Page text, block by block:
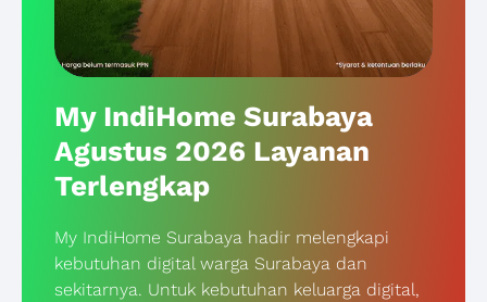
My IndiHome Surabaya
Agustus 2026 Layanan
Terlengkap
My IndiHome Surabaya hadir melengkapi
kebutuhan digital warga Surabaya dan
sekitarnya. Untuk kebutuhan keluarga digital,